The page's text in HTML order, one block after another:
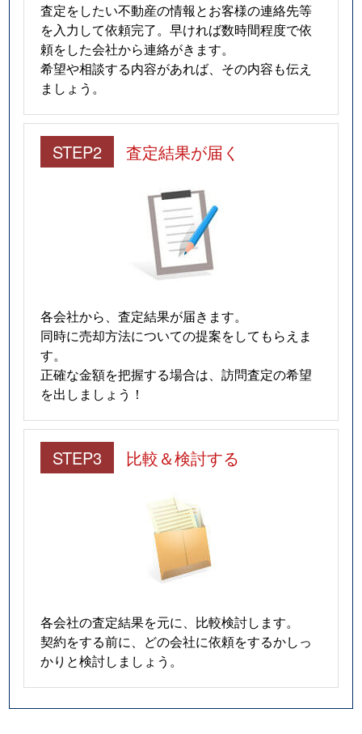
査定をしたい不動産の情報とお客様の連絡先等
を入力して依頼完了。早ければ数時間程度で依
頼をした会社から連絡がきます。
希望や相談する内容があれば、その内容も伝え
ましょう。
STEP2 査定結果が届く
各会社から、査定結果が届きます。
同時に売却方法についての提案をしてもらえま
す。
正確な金額を把握する場合は、訪問査定の希望
を出しましょう！
STEP3 比較＆検討する
各会社の査定結果を元に、比較検討します。
契約をする前に、どの会社に依頼をするかしっ
かりと検討しましょう。